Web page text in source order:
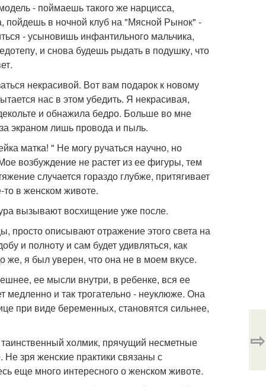
- поймаешь такого же нарцисса,
пойдешь в ночной клуб на "Мясной Рынок" -
- усыновишь инфантильного мальчика,
и снова будешь рыдать в подушку, что
некрасивой. Вот вам подарок к новому
нас в этом убедить. Я некрасивая,
и обнажила бедро. Больше во мне
экраном лишь провода и пыль.
матка! " Не могу ручаться научно, но
возбуждение не растет из ее фигуры, тем
случается гораздо глубже, притягивает
то в женском животе.
вызывают восхищение уже после.
просто описывают отражение этого света на
и полноту и сам будет удивляться, как
я был уверен, что она не в моем вкусе.
ее мысли внутри, в ребенке, вся ее
медленно и так трогательно - неуклюже. Она
при виде беременных, становятся сильнее,
холмик, прячущий несметные
зря женские практики связаны с
еще много интересного о женском животе.
⇨